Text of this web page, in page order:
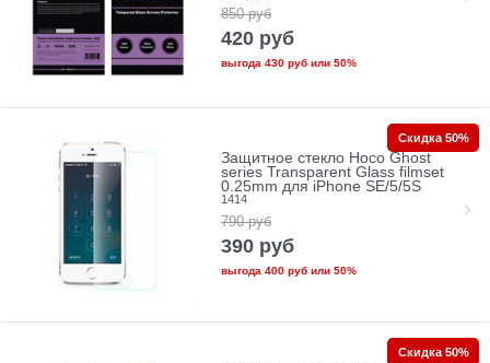
850 руб
420 руб
выгода 430 рубили 50%
Защитное стекло Hoco Ghost
series Transparent Glass filmset
0.25mm для iPhone SE/5/5S
1414
790 руб
390 руб
выгода 400 рубили 50%
Скидка 50%
Скидка 50%